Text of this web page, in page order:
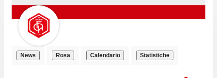
News Rosa Calendario Statistiche